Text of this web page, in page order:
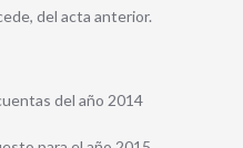
del acta anterior.
del año 2014